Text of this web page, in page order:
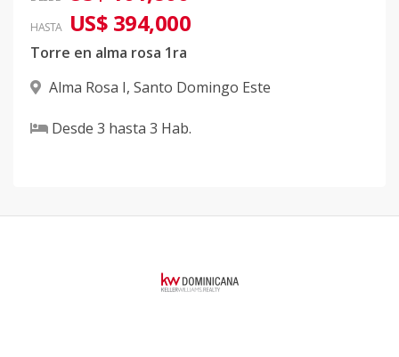
HASTA US$ 394,000
Torre en alma rosa 1ra
Alma Rosa I, Santo Domingo Este
Desde 3 hasta 3 Hab.